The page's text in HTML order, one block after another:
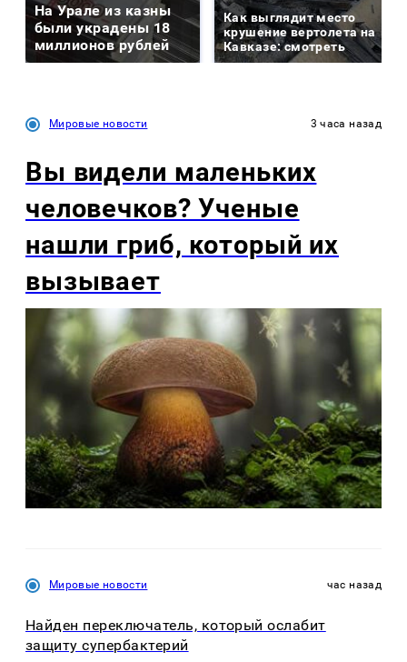
На Урале из казны
были украдены 18
миллионов рублей
Как выглядит место
крушение вертолета на
Кавказе: смотреть
Мировые новости 3 часа назад
Вы видели маленьких
человечков? Ученые
нашли гриб, который их
вызывает
Мировые новости час назад
Найден переключатель, который ослабит
защиту супербактерий